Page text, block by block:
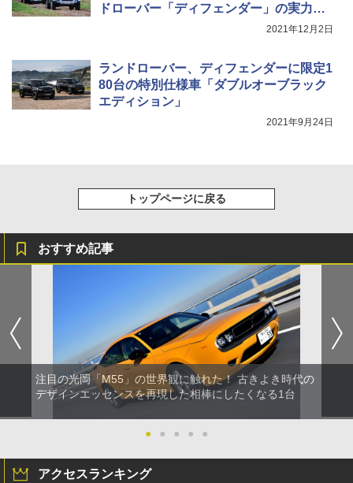
ドローバー「ディフェンダー」の実力を
2021年12月2日
ランドローバー、ディフェンダーに限定1
80台の特別仕様車「ダブルオーブラック
エディション」
2021年9月24日
トップページに戻る
おすすめ記事
注目の光岡「M55」の世界観に触れた！ 古きよき時代の
デザインエッセンスを再現した相棒にしたくなる1台
● ● ● ● ●
アクセスランキング